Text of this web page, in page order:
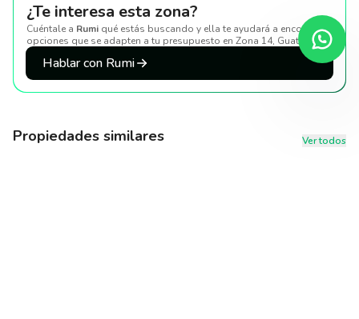
¿Te interesa esta zona?
Cuéntale a Rumi qué estás buscando y ella te ayudará a encontrar
opciones que se adapten a tu presupuesto en Zona 14, Guatemala.
Hablar con Rumi
Propiedades similares Ver todos